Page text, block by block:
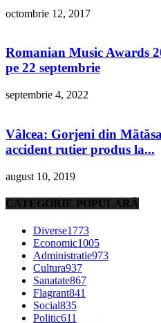
octombrie 12, 2017
Romanian Music Awards
pe 22 septembrie
septembrie 4, 2022
Vâlcea: Gorjeni din
accident rutier produs la...
august 10, 2019
CATEGORIE POPULARĂ
Diverse1773
Economic1005
Administratie973
Cultura937
Sanatate867
Flagrant841
Social835
Politic611